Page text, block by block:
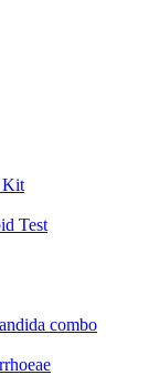
Kit
Test
combo